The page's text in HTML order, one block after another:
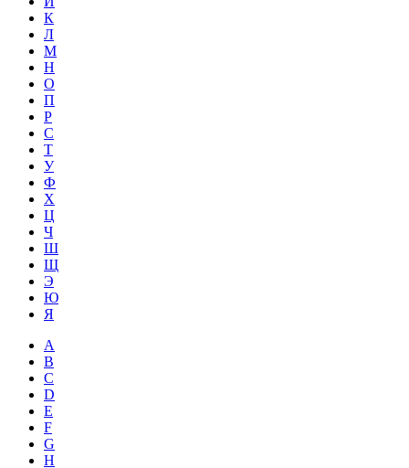
К
Л
М
Н
О
П
Р
С
Т
У
Ф
Х
Ц
Ч
Ш
Щ
Э
Ю
Я
A
B
C
D
E
F
G
H